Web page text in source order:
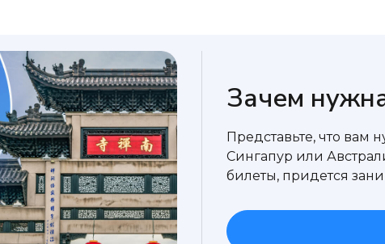
Зачем
Представьте, что вам
Сингапур или
билеты, придется